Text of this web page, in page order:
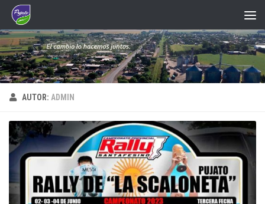
Saltar al contenido
AUTOR: ADMIN